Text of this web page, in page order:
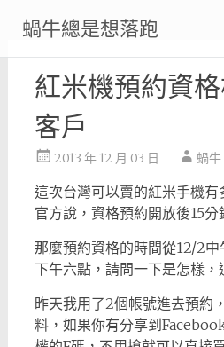
content
蝸牛總是想落跑
紅米機預約資
客戶
2013 年 12 月 03 日 蝸牛
這次台灣可以賣的紅米手機有
官方說，資格預約開放後15分
那麼預約資格的時間從12/2中
下午六點，請問一下是怎樣，
昨天我用了2個帳號進去預約
料，如果你有分享到